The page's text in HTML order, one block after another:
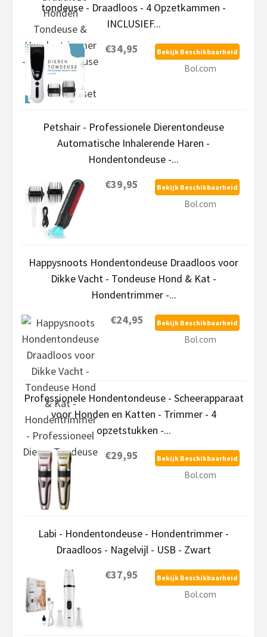
tondeuse - Draadloos - 4 Opzetkammen -
INCLUSIEF...
€34,95
Bekijk Beschikbaarheid
Bol.com
Petshair - Professionele Dierentondeuse
Automatische Inhalerende Haren -
Hondentondeuse -...
€39,95
Bekijk Beschikbaarheid
Bol.com
Happysnoots Hondentondeuse Draadloos voor
Dikke Vacht - Tondeuse Hond & Kat -
Hondentrimmer -...
€24,95
Bekijk Beschikbaarheid
Bol.com
Professionele Hondentondeuse - Scheerapparaat
voor Honden en Katten - Trimmer - 4
opzetstukken -...
€29,95
Bekijk Beschikbaarheid
Bol.com
Labi - Hondentondeuse - Hondentrimmer -
Draadloos - Nagelvijl - USB - Zwart
€37,95
Bekijk Beschikbaarheid
Bol.com